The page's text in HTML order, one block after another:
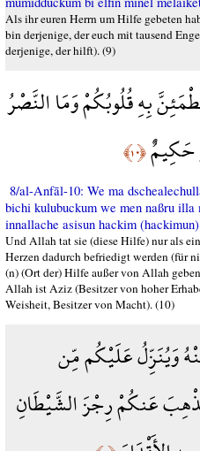
Als ihr euren Herrn um Hilfe gebeten
bin derjenige, der euch mit tausend
derjenige, der hilft). (9)
بِهِ قُلُوبُكُمْ وَمَا النَّصْرُ
حَكِيمٌ﴿١٠﴾
8/al-Anfāl-10: We ma
bichi kulubuckum we men naßru
innallache asisun hackim
Und Allah tat sie (diese Hilfe) nur als
Herzen dadurch befriedigt werden (für
(n) (Ort der) Hilfe außer von Allah
Allah ist Aziz (Besitzer von hoher
Weisheit, Besitzer von Macht). (10)
وَيُنَزِّلُ عَلَيْكُم مِّن
عَنكُمْ رِجْزَ الشَّيْطَانِ